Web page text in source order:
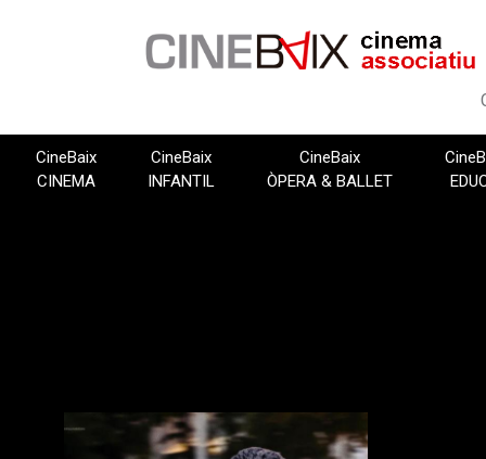
CineBaix
CINEMA
CineBaix
INFANTIL
CineBaix
ÒPERA & BALLET